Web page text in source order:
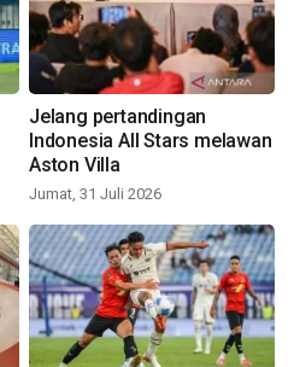
Jelang pertandingan
Indonesia All Stars melawan
Aston Villa
Jumat, 31 Juli 2026